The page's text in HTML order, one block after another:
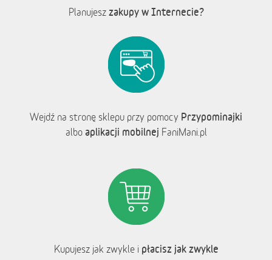
Planujesz zakupy w Internecie?
Wejdź na stronę sklepu przy pomocy Przypominajki
albo aplikacji mobilnej FaniMani.pl
Kupujesz jak zwykle i płacisz jak zwykle